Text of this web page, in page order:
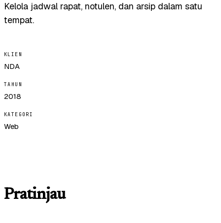
Kelola jadwal rapat, notulen, dan arsip dalam satu
tempat.
KLIEN
NDA
TAHUN
2018
KATEGORI
Web
Pratinjau